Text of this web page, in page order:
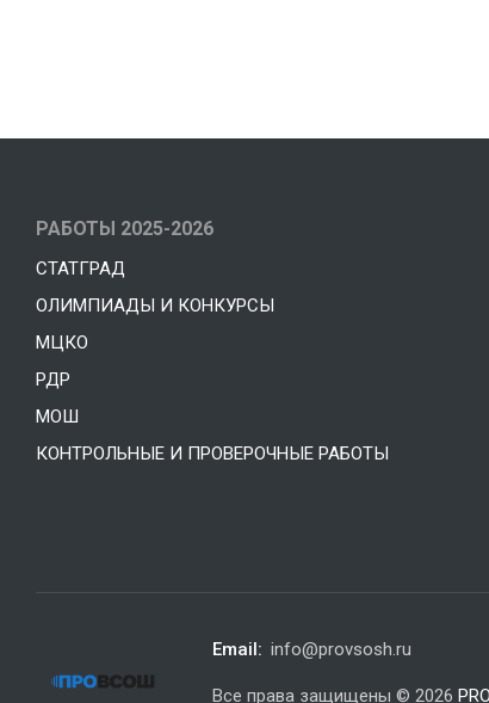
РАБОТЫ 2025-2026
СТАТГРАД
ОЛИМПИАДЫ И КОНКУРСЫ
МЦКО
РДР
МОШ
КОНТРОЛЬНЫЕ И ПРОВЕРОЧНЫЕ РАБОТЫ
Email: info@provsosh.ru
Все права защищены © 2026